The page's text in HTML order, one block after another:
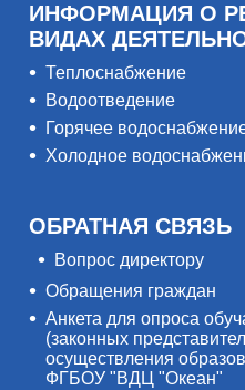
ИНФОРМАЦИЯ О
ВИДАХ
Теплоснабжение
Водоотведение
Горячее
Холодное
ОБРАТНАЯ СВЯЗЬ
Вопрос директору
Обращения граждан
Анкета для опроса
(законных
осуществления
ФГБОУ "ВДЦ "Океан"